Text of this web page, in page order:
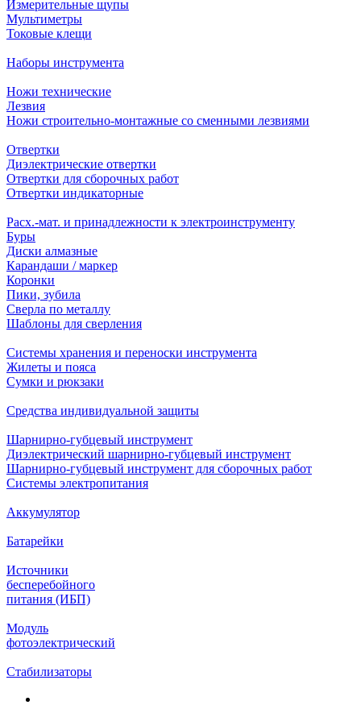
Измерительные щупы
Мультиметры
Токовые клещи
Наборы инструмента
Ножи технические
Лезвия
Ножи строительно-монтажные со сменными лезвиями
Отвертки
Диэлектрические отвертки
Отвертки для сборочных работ
Отвертки индикаторные
Расх.-мат. и принадлежности к электроинструменту
Буры
Диски алмазные
Карандаши / маркер
Коронки
Пики, зубила
Сверла по металлу
Шаблоны для сверления
Системы хранения и переноски инструмента
Жилеты и пояса
Сумки и рюкзаки
Средства индивидуальной защиты
Шарнирно-губцевый инструмент
Диэлектрический шарнирно-губцевый инструмент
Шарнирно-губцевый инструмент для сборочных работ
Системы электропитания
Аккумулятор
Батарейки
Источники
бесперебойного
питания (ИБП)
Модуль
фотоэлектрический
Стабилизаторы